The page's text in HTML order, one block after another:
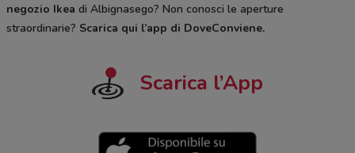
negozio Ikea di Albignasego? Non conosci le aperture
straordinarie? Scarica qui l’app di DoveConviene.
Scarica l’App